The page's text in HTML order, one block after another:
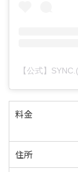
料金
住所